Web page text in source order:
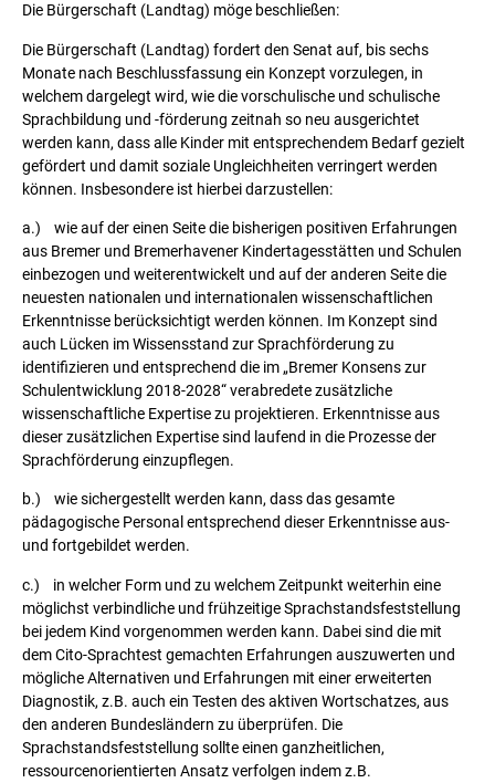
Die Bürgerschaft (Landtag) möge beschließen:
Die Bürgerschaft (Landtag) fordert den Senat auf, bis sechs
Monate nach Beschlussfassung ein Konzept vorzulegen, in
welchem dargelegt wird, wie die vorschulische und schulische
Sprachbildung und -förderung zeitnah so neu ausgerichtet
werden kann, dass alle Kinder mit entsprechendem Bedarf gezielt
gefördert und damit soziale Ungleichheiten verringert werden
können. Insbesondere ist hierbei darzustellen:
a.) wie auf der einen Seite die bisherigen positiven Erfahrungen
aus Bremer und Bremerhavener Kindertagesstätten und Schulen
einbezogen und weiterentwickelt und auf der anderen Seite die
neuesten nationalen und internationalen wissenschaftlichen
Erkenntnisse berücksichtigt werden können. Im Konzept sind
auch Lücken im Wissensstand zur Sprachförderung zu
identifizieren und entsprechend die im „Bremer Konsens zur
Schulentwicklung 2018-2028“ verabredete zusätzliche
wissenschaftliche Expertise zu projektieren. Erkenntnisse aus
dieser zusätzlichen Expertise sind laufend in die Prozesse der
Sprachförderung einzupflegen.
b.) wie sichergestellt werden kann, dass das gesamte
pädagogische Personal entsprechend dieser Erkenntnisse aus-
und fortgebildet werden.
c.) in welcher Form und zu welchem Zeitpunkt weiterhin eine
möglichst verbindliche und frühzeitige Sprachstandsfeststellung
bei jedem Kind vorgenommen werden kann. Dabei sind die mit
dem Cito-Sprachtest gemachten Erfahrungen auszuwerten und
mögliche Alternativen und Erfahrungen mit einer erweiterten
Diagnostik, z.B. auch ein Testen des aktiven Wortschatzes, aus
den anderen Bundesländern zu überprüfen. Die
Sprachstandsfeststellung sollte einen ganzheitlichen,
ressourcenorientierten Ansatz verfolgen indem z.B.